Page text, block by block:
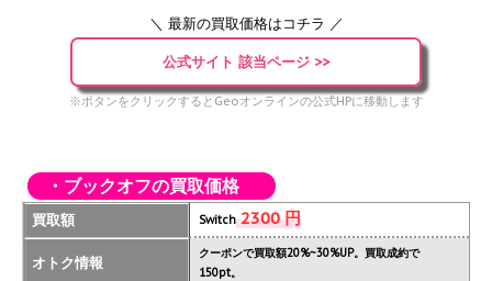
＼ 最新の買取価格はコチラ ／
公式サイト 該当ページ >>
※ボタンをクリックするとGeoオンラインの公式HPに移動します
・ブックオフの買取価格
買取額 Switch2300 円
オトク情報
クーポンで買取額20%~30%UP。買取成約で
150pt。